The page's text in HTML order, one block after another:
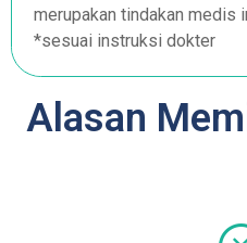
merupakan tindakan medis
*sesuai instruksi dokter
Alasan